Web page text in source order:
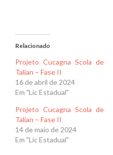
Relacionado
Projeto Cucagna Scola de
Talian – Fase II
16 de abril de 2024
Em "Lic Estadual"
Projeto Cucagna Scola de
Talian – Fase II
14 de maio de 2024
Em "Lic Estadual"